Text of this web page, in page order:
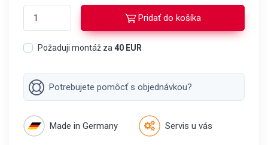
Pridať do košíka
Požaduji montáž za 40 EUR
Potrebujete pomôcť s objednávkou?
Made in Germany Servis u vás